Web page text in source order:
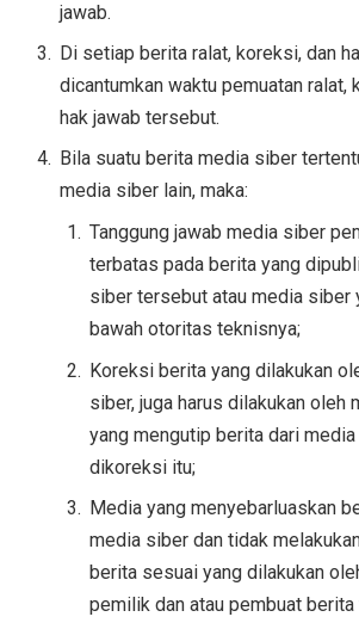
jawab.
Di setiap berita ralat, koreksi, dan
dicantumkan waktu pemuatan ralat,
hak jawab tersebut.
Bila suatu berita media siber
media siber lain, maka:
Tanggung jawab media siber
terbatas pada berita yang
siber tersebut atau media siber
bawah otoritas teknisnya;
Koreksi berita yang dilakukan
siber, juga harus dilakukan oleh
yang mengutip berita dari
dikoreksi itu;
Media yang menyebarluaskan
media siber dan tidak
berita sesuai yang dilakukan
pemilik dan atau pembuat